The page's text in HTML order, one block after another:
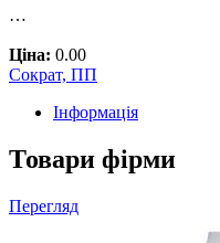
…
Ціна: 0.00
Сократ, ПП
Інформація
Товари фірми
Перегляд